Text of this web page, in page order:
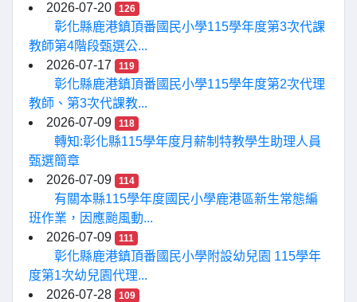
2026-07-20
126
彰化縣鹿港鎮頂番國民小學115學年度第3次代課
教師第4階段甄選公...
2026-07-17
119
彰化縣鹿港鎮頂番國民小學115學年度第2次代理
教師、第3次代課教...
2026-07-09
118
轉知:彰化縣115學年度月薪制特教學生助理人員
甄選簡章
2026-07-09
114
有關本縣115學年度國民小學鹿港區新生常態編
班作業，因應颱風動...
2026-07-09
111
彰化縣鹿港鎮頂番國民小學附設幼兒園 115學年
度第1次幼兒園代理...
2026-07-28
109